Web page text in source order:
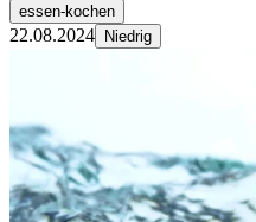
essen-kochen
22.08.2024 Niedrig